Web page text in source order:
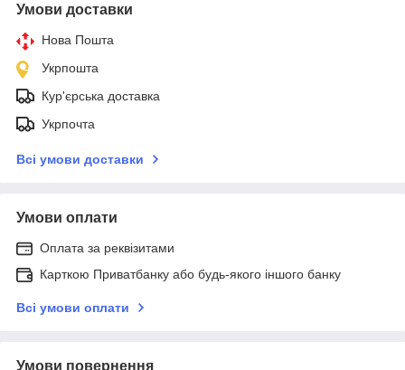
Умови доставки
Нова Пошта
Укрпошта
Кур'єрська доставка
Укрпочта
Всі умови доставки
Умови оплати
Оплата за реквізитами
Карткою Приватбанку або будь-якого іншого банку
Всі умови оплати
Умови повернення